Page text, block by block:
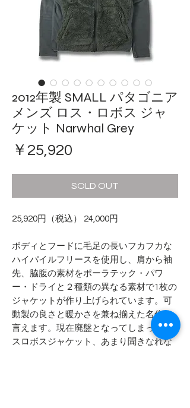
2012年製 SMALL パタゴニア
メンズ ロス・ロボス ジャ
ケット Narwhal Grey
￥25,920
SOLD OUT
25,920円（税込） 24,000円
ボディとフードに毛足の長いフカフカな
ハイパイルフリースを使用し、肩から袖
先、脇腹の素材をポーラテック・パワ
ー・ドライと２種類の異なる素材で1枚の
ジャケットが作り上げられています。可
動製の良さと暖かさを兼ね揃えた名作と
言えます。現在廃盤となってしまったロ
スロボスジャケット、あまり聞きなれな